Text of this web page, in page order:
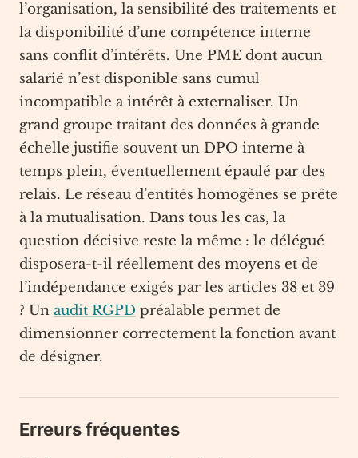
l’organisation, la sensibilité des traitements et
la disponibilité d’une compétence interne
sans conflit d’intérêts. Une PME dont aucun
salarié n’est disponible sans cumul
incompatible a intérêt à externaliser. Un
grand groupe traitant des données à grande
échelle justifie souvent un DPO interne à
temps plein, éventuellement épaulé par des
relais. Le réseau d’entités homogènes se prête
à la mutualisation. Dans tous les cas, la
question décisive reste la même : le délégué
disposera-t-il réellement des moyens et de
l’indépendance exigés par les articles 38 et 39
? Un audit RGPD préalable permet de
dimensionner correctement la fonction avant
de désigner.
Erreurs fréquentes